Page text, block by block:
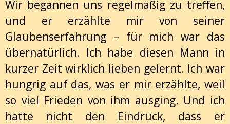
Wir begannen uns regelmäßig zu treffen,
und er erzählte mir von seiner
Glaubenserfahrung – für mich war das
übernatürlich. Ich habe diesen Mann in
kurzer Zeit wirklich lieben gelernt. Ich war
hungrig auf das, was er mir erzählte, weil
so viel Frieden von ihm ausging. Und ich
hatte nicht den Eindruck, dass er